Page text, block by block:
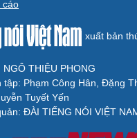
Podcast
Câu
Cửa sổ
Kể
cáo
xuất bản
THIỆU PHONG
tập: Phạm Công Hân, Đặng
Tuyết Yến
ĐÀI TIẾNG NÓI VIỆT